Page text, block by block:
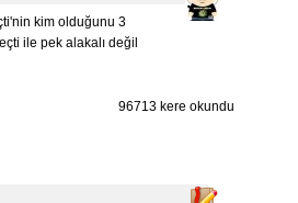
kim olduğunu 3
ile pek alakalı değil
96713 kere okundu